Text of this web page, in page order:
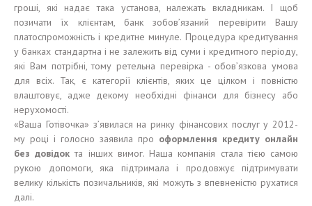
гроші, які надає така установа, належать вкладникам. І щоб
позичати їх клієнтам, банк зобов’язаний перевірити Вашу
платоспроможність і кредитне минуле. Процедура кредитування
у банках стандартна і не залежить від суми і кредитного періоду,
які Вам потрібні, тому ретельна перевірка - обов’язкова умова
для всіх. Так, є категорії клієнтів, яких це цілком і повністю
влаштовує, адже декому необхідні фінанси для бізнесу або
нерухомості.
«Ваша Готівочка» з’явилася на ринку фінансових послуг у 2012-
му році і голосно заявила про оформлення кредиту онлайн
бездовідок та інших вимог. Наша компанія стала тією самою
рукою допомоги, яка підтримала і продовжує підтримувати
велику кількість позичальників, які можуть з впевненістю рухатися
далі.